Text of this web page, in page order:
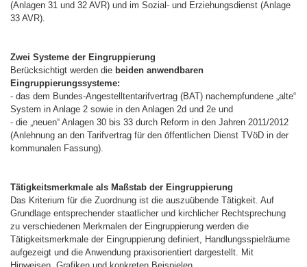
(Anlagen 31 und 32 AVR) und im Sozial- und Erziehungsdienst (Anlage
33 AVR).
Zwei Systeme der Eingruppierung
Berücksichtigt werden die beiden anwendbaren
Eingruppierungssysteme:
- das dem Bundes-Angestelltentarifvertrag (BAT) nachempfundene „alte“
System in Anlage 2 sowie in den Anlagen 2d und 2e und
- die „neuen“ Anlagen 30 bis 33 durch Reform in den Jahren 2011/2012
(Anlehnung an den Tarifvertrag für den öffentlichen Dienst TVöD in der
kommunalen Fassung).
Tätigkeitsmerkmale als Maßstab der Eingruppierung
Das Kriterium für die Zuordnung ist die auszuübende Tätigkeit. Auf
Grundlage entsprechender staatlicher und kirchlicher Rechtsprechung
zu verschiedenen Merkmalen der Eingruppierung werden die
Tätigkeitsmerkmale der Eingruppierung definiert, Handlungsspielräume
aufgezeigt und die Anwendung praxisorientiert dargestellt. Mit